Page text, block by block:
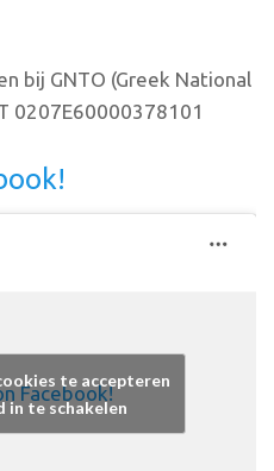
bij GNTO (Greek National
0207E60000378101
Facebook!
te accepteren
in te schakelen